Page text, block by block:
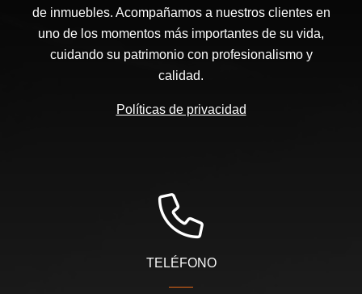
de inmuebles. Acompañamos a nuestros clientes en
uno de los momentos más importantes de su vida,
cuidando su patrimonio con profesionalismo y
calidad.
Políticas de privacidad
TELÉFONO